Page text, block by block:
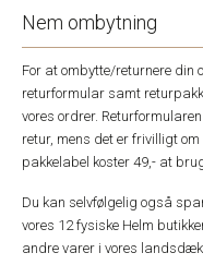
Nem ombytning
For at ombytte/returnere din
returformular samt
vores ordrer.
retur, mens det er frivilligt
pakkelabel koster 49,- at
Du kan selvfølgelig også
vores 12 fysiske Helm
andre varer i vores